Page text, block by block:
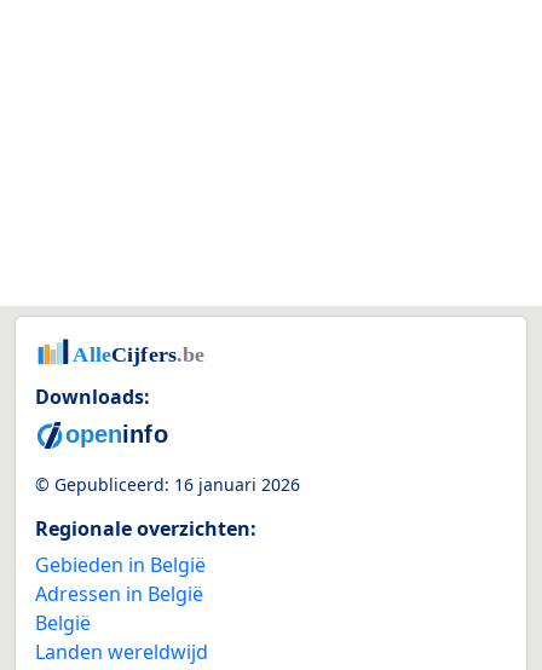
Downloads:
© Gepubliceerd: 16 januari 2026
Regionale overzichten:
Gebieden in België
Adressen in België
België
Landen wereldwijd